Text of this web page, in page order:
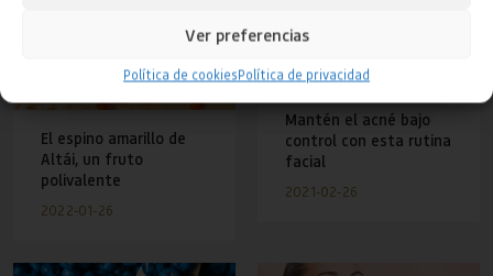
Ver preferencias
Política de cookiesPolítica de privacidad
El espino amarillo de
Altái, un fruto
polivalente
2022-01-26
Mantén el acné bajo
control con esta rutina
facial
2021-02-26